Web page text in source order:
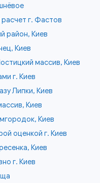
г. Фастов
район, Киев
Киев
массив, Киев
г. Киев
Липки, Киев
Киев
Киев
оценкой г. Киев
Киев
г. Киев